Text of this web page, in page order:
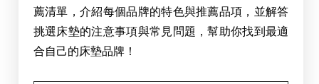
薦清單，介紹每個品牌的特色與推薦品項，並解答
挑選床墊的注意事項與常見問題，幫助你找到最適
合自己的床墊品牌！